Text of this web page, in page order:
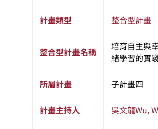
計畫類型 整合型計畫
整合型計畫名稱
培育自主與
緒學習的實
所屬計畫 子計畫四
計畫主持人 吳文龍Wu,